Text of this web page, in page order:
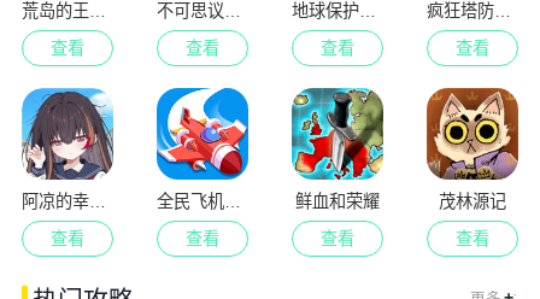
荒岛的王免广告版
查看
不可思议的杰克
查看
地球保护小队
查看
疯狂塔防物语
查看
阿凉的幸运日
查看
全民飞机空战
查看
鲜血和荣耀
查看
茂林源记
查看
.